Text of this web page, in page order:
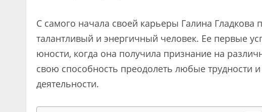
С самого начала своей карьеры Галина Гладкова
талантливый и энергичный человек. Ее первые
юности, когда она получила признание на
свою способность преодолеть любые трудности
деятельности.